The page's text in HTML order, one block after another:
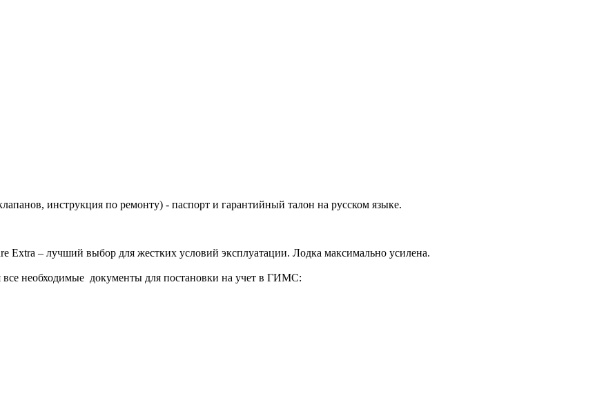
инструкция по ремонту) - паспорт и гарантийный талон на русском языке.
Extra – лучший выбор для жестких условий эксплуатации. Лодка максимально усилена.
необходимые документы для постановки на учет в ГИМС: